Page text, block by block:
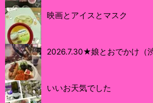
映画とアイスとマスク
2026.7.30★娘とおでかけ（
いいお天気でした